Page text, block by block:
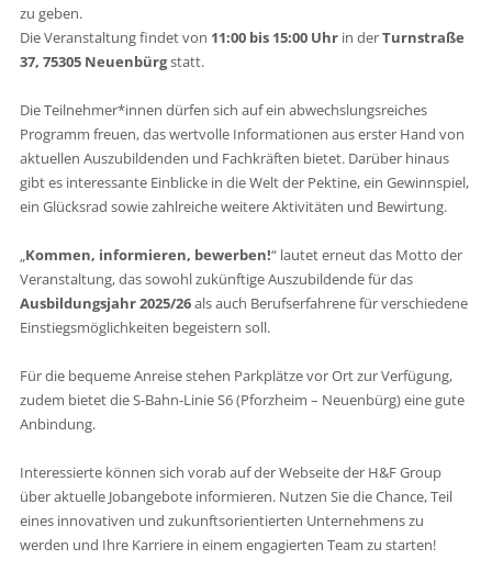
zu geben.
Die Veranstaltung findet von 11:00 bis 15:00 Uhrin derTurnstraße
37, 75305 Neuenbürgstatt.
Die Teilnehmer*innen dürfen sich auf ein abwechslungsreiches
Programm freuen, das wertvolle Informationen aus erster Hand von
aktuellen Auszubildenden und Fachkräften bietet. Darüber hinaus
gibt es interessante Einblicke in die Welt der Pektine, ein Gewinnspiel,
ein Glücksrad sowie zahlreiche weitere Aktivitäten und Bewirtung.
„Kommen, informieren, bewerben!“ lautet erneut das Motto der
Veranstaltung, das sowohl zukünftige Auszubildende für das
Ausbildungsjahr 2025/26als auch Berufserfahrene für verschiedene
Einstiegsmöglichkeiten begeistern soll.
Für die bequeme Anreise stehen Parkplätze vor Ort zur Verfügung,
zudem bietet die S-Bahn-Linie S6 (Pforzheim – Neuenbürg) eine gute
Anbindung.
Interessierte können sich vorab auf der Webseite der H&F Group
über aktuelle Jobangebote informieren. Nutzen Sie die Chance, Teil
eines innovativen und zukunftsorientierten Unternehmens zu
werden und Ihre Karriere in einem engagierten Team zu starten!